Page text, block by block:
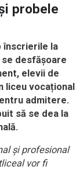
probele
înscrierile la
desfășoare
elevii de
liceu vocațional
admitere.
să se dea la
și profesional
vor fi